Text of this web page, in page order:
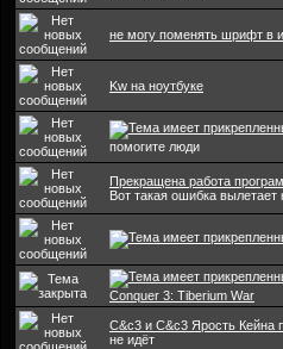
не могу поменять шрифт в
Kw на ноутбуке
помогите люди
Прекращена работа
Вот такая ошибка вылетает
Conquer 3: Tiberium War
C&c3 и C&c3 Ярость Кейна
не идёт